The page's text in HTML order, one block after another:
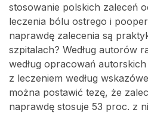
stosowanie polskich zaleceń
leczenia bólu ostrego i
naprawdę zalecenia są
szpitalach? Według autorów
według opracowań
z leczeniem według
można postawić tezę, że
naprawdę stosuje 53 proc. z